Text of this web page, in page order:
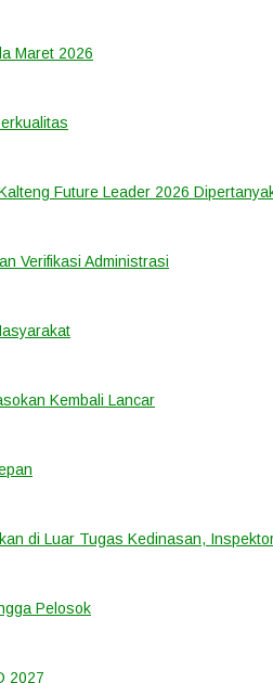
Maret 2026
Future Leader 2026
Verifikasi Administrasi
Kembali Lancar
di Luar Tugas Kedinasan,
Pelosok
2027